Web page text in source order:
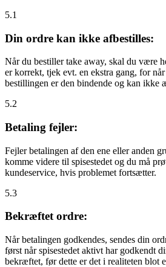
5.1
Din ordre kan ikke afbestilles:
Når du bestiller take away, skal du være
er korrekt, tjek evt. en ekstra gang, for
bestillingen er den bindende og kan ikke
5.2
Betaling fejler:
Fejler betalingen af den ene eller anden
komme videre til spisestedet og du må
kundeservice, hvis problemet fortsætter.
5.3
Bekræftet ordre:
Når betalingen godkendes, sendes din
først når spisestedet aktivt har godkendt
bekræftet, før dette er det i realiteten blot